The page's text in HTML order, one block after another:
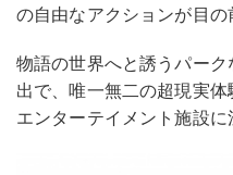
の自由なアクションが目の
物語の世界へと誘うパー
出で、唯一無二の超現実
エンターテイメント施設に